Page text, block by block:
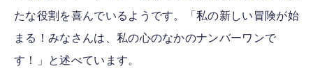
たな役割を喜んでいるようです。「私の新しい冒険が始
まる！みなさんは、私の心のなかのナンバーワンで
す！」と述べています。